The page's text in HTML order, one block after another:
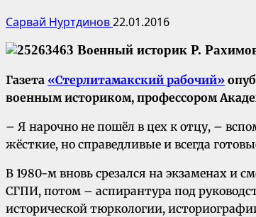
Сарвай Нуртдинов22.01.2016
Газета «Стерлитамакский рабочий»
военным историком, профессором
– Я нарочно не пошёл в цех к отцу, –
жёсткие, но справедливые и всегда
В 1980-м вновь срезался на экзаменах и
СГПИ, потом – аспирантура под
исторической тюркологии,